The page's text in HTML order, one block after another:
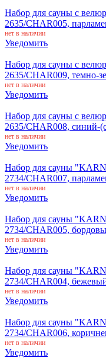
Набор для сауны с
2635/CHAR005,
нет в наличии
Уведомить
Набор для сауны с
2635/CHAR009, темно-
нет в наличии
Уведомить
Набор для сауны с
2635/CHAR008, синий-
нет в наличии
Уведомить
Набор для сауны
2734/CHAR007,
нет в наличии
Уведомить
Набор для сауны
2734/CHAR005,
нет в наличии
Уведомить
Набор для сауны
2734/CHAR004,
нет в наличии
Уведомить
Набор для сауны
2734/CHAR006,
нет в наличии
Уведомить